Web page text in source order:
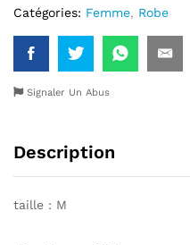
Catégories: Femme, Robe
Signaler Un Abus
Description
taille : M